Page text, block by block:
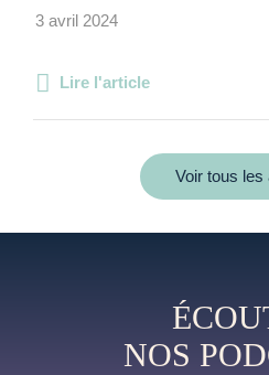
3 avril 2024
Lire l'article
Voir tous les
NOS